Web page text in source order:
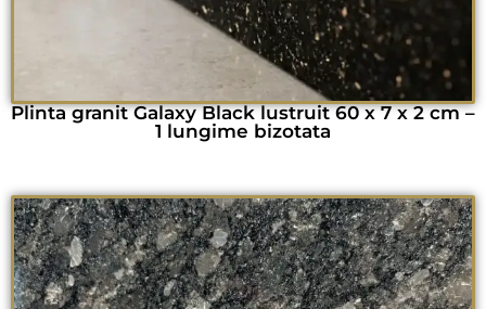
Plinta granit Galaxy Black lustruit 60 x 7 x 2 cm –
1 lungime bizotata